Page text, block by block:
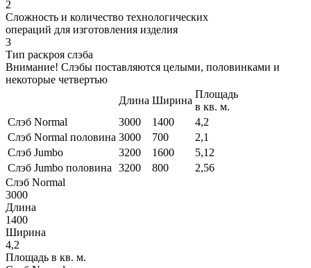
2
Сложность и количество технологических
операций для изготовления изделия
3
Тип раскроя слэба
Внимание! Слэбы поставляются целыми, половинками и
некоторые четвертью
Длина Ширина
Площадь
в кв. м.
Слэб Normal
3000 1400
4,2
Слэб Normal половина 3000 700
2,1
Слэб Jumbo
3200 1600
5,12
Слэб Jumbo половина
3200 800
2,56
Слэб Normal
3000
Длина
1400
Ширина
4,2
Площадь в кв. м.